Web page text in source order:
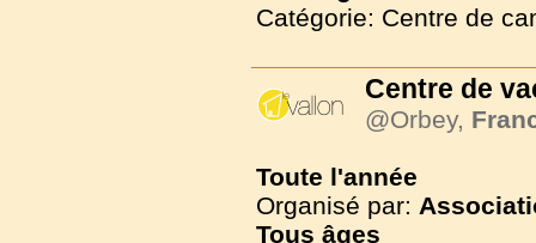
Catégorie: Centre de
Centre de
@Orbey,
Toute l'année
Organisé par:
Tous âges